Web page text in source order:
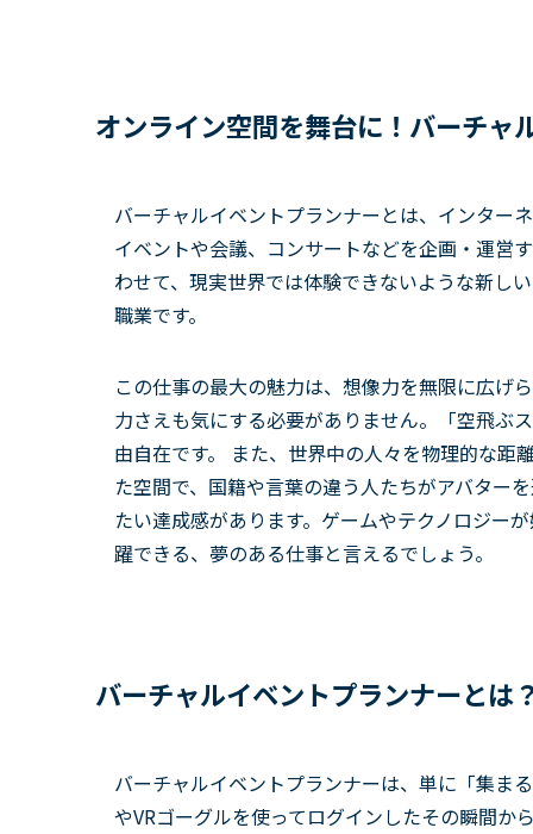
オンライン空間を舞台に！バーチャ
バーチャルイベントプランナーとは、インター
イベントや会議、コンサートなどを企画・運営
わせて、現実世界では体験できないような新し
職業です。
この仕事の最大の魅力は、想像力を無限に広げ
力さえも気にする必要がありません。「空飛ぶ
由自在です。 また、世界中の人々を物理的な距
た空間で、国籍や言葉の違う人たちがアバター
たい達成感があります。ゲームやテクノロジー
躍できる、夢のある仕事と言えるでしょう。
バーチャルイベントプランナーとは
バーチャルイベントプランナーは、単に「集ま
やVRゴーグルを使ってログインしたその瞬間か